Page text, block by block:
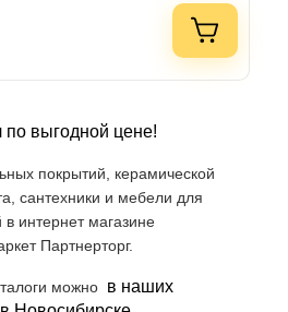
выгодной цене!
покрытий, керамической
сантехники и мебели для
интернет магазине
Партнерторг.
можно в наших